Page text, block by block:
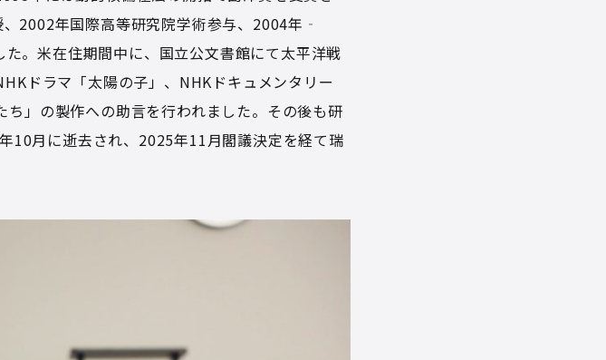
2002年国際高等研究院学術参与、2004年‐
。米在住期間中に、国立公文書館にて太平洋戦
ドラマ「太陽の子」、NHKドキュメンタリー
ち」の製作への助言を行われました。その後も研
10月に逝去され、2025年11月閣議決定を経て瑞